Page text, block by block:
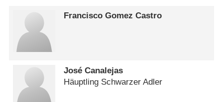
Francisco Gomez Castro
José Canalejas
Häuptling Schwarzer Adler